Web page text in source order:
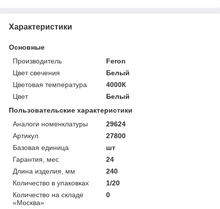
Характеристики
Основные
Производитель
Feron
Цвет свечения
Белый
Цветовая температура
4000К
Цвет
Белый
Пользовательские характеристики
Аналоги номенклатуры
29624
Артикул
27800
Базовая единица
шт
Гарантия, мес
24
Длина изделия, мм
240
Количество в упаковках
1/20
Количество на складе
«Москва»
0